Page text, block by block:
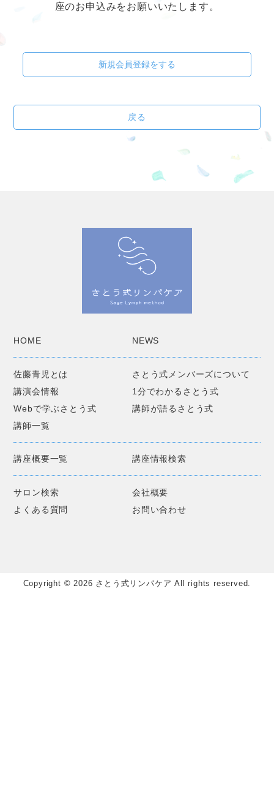
座のお申込みをお願いいたします。
新規会員登録をする
戻る
HOME NEWS
佐藤青児とは
さとう式メンバーズについて
講演会情報
1分でわかるさとう式
Webで学ぶさとう式
講師が語るさとう式
講師一覧
講座概要一覧 講座情報検索
サロン検索
会社概要
よくある質問
お問い合わせ
Copyright © 2026 さとう式リンパケア All rights reserved.